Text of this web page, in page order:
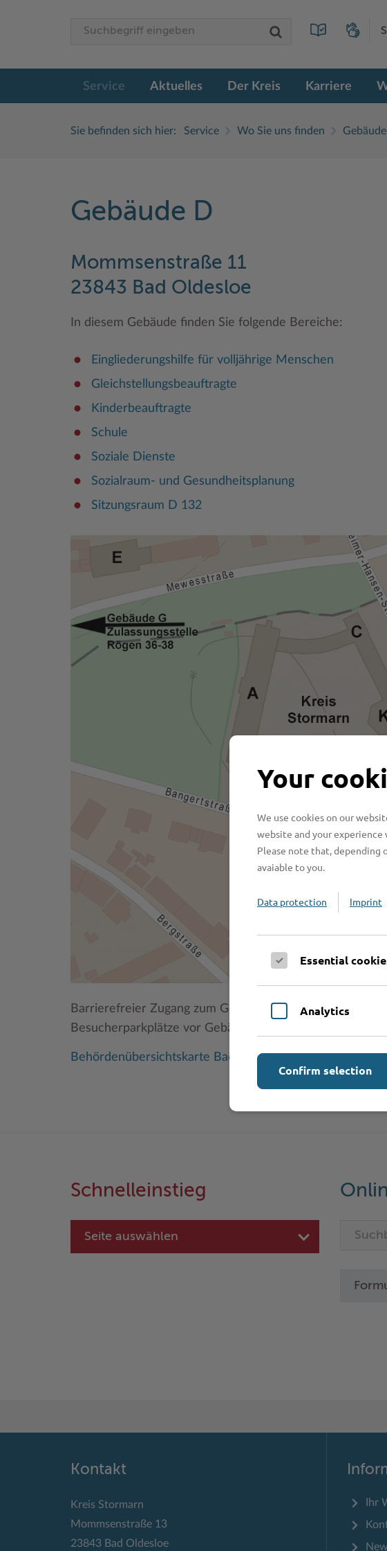
Service Aktuelles Der Kreis Karriere
Sie befinden sich hier: Service Wo Sie uns finden
Gebäude D
Mommsenstraße 11
23843 Bad Oldesloe
In diesem Gebäude finden Sie folgende Bereiche:
Eingliederungshilfe für volljährige Menschen
Gleichstellungsbeauftragte
Kinderbeauftragte
Schule
Soziale Dienste
Sozialraum- und Gesundheitsplanung
Sitzungsraum D 132
Barrierefreier Zugang zum Gebäude rechts neben der
Besucherparkplätze vor Gebäude B, kostenpflichtige
Behördenübersichtskarte Bad Oldesloe und Gebäude der
Schnelleinstieg
Seite auswählen
Kontakt
Kreis Stormarn
Mommsenstraße 13
23843 Bad Oldesloe
Ihr
Your
We use cookies on our
website and your
Please note that, depending
avaiable to you.
Data protection Imprint
Essential
Analytics
Confirm selection